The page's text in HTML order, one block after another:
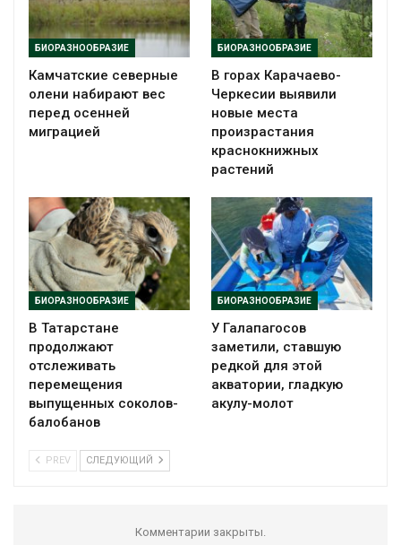
БИОРАЗНООБРАЗИЕ
Камчатские северные
олени набирают вес
перед осенней
миграцией
БИОРАЗНООБРАЗИЕ
В горах Карачаево-
Черкесии выявили
новые места
произрастания
краснокнижных
растений
БИОРАЗНООБРАЗИЕ
В Татарстане
продолжают
отслеживать
перемещения
выпущенных соколов-
балобанов
БИОРАЗНООБРАЗИЕ
У Галапагосов
заметили, ставшую
редкой для этой
акватории, гладкую
акулу-молот
PREV СЛЕДУЮЩИЙ
Комментарии закрыты.